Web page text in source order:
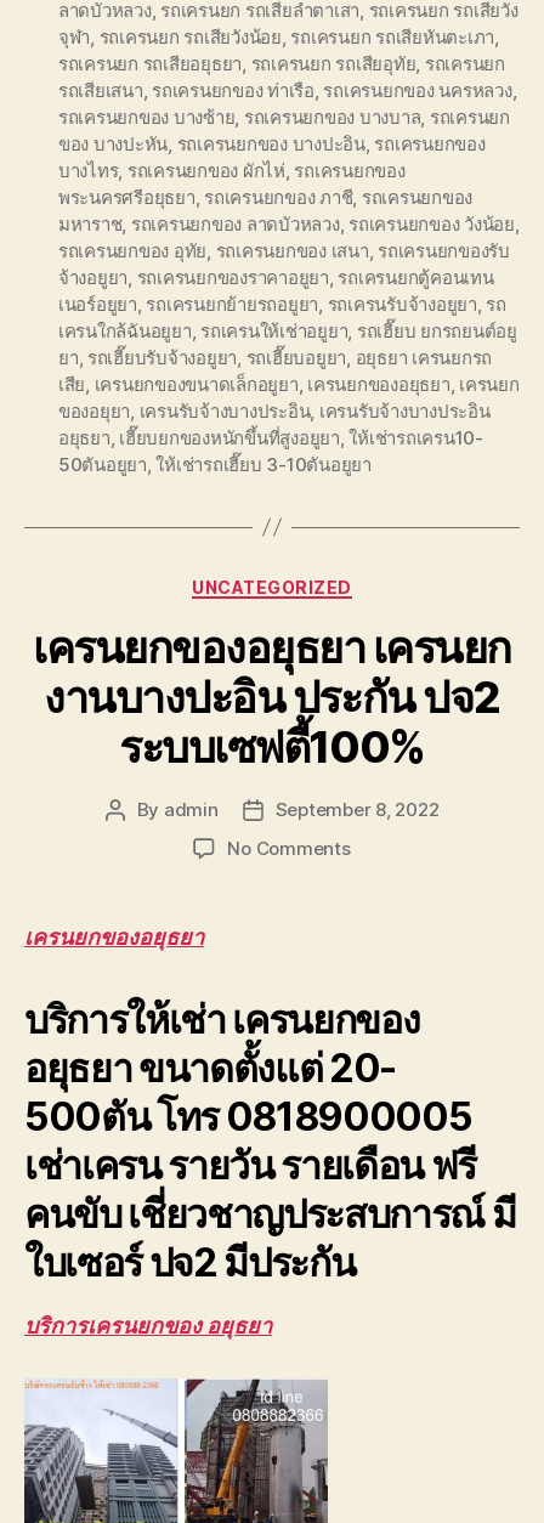
ลาดบัวหลวง, รถเครนยก รถเสียลำตาเสา รถเครนยก รถเสียวัง
จุฬา รถเครนยก รถเสียวังน้อย รถเครนยก รถเสียหันตะเภา
รถเครนยก รถเสียอยุธยา รถเครนยก รถเสียอุทัย รถเครนยก
รถเสียเสนา รถเครนยกของ ท่าเรือ รถเครนยกของ นครหลวง,
รถเครนยกของ บางซ้าย รถเครนยกของ บางบาล รถเครนยก
ของ บางปะหัน รถเครนยกของ บางปะอิน, รถเครนยกของ
บางไทร, รถเครนยกของ ผักไห่ รถเครนยกของ
พระนครศรีอยุธยา รถเครนยกของ ภาชี, รถเครนยกของ
มหาราช, รถเครนยกของ ลาดบัวหลวง, รถเครนยกของ วังน้อย
รถเครนยกของ อุทัย รถเครนยกของ เสนา รถเครนยกของรับ
จ้างอยูยา รถเครนยกของราคาอยูยา รถเครนยกตู้คอนเทน
เนอร์อยูยา รถเครนยกย้ายรถอยูยา รถเครนรับจ้างอยูยา รถ
เครนใกล้ฉันอยูยา รถเครนให้เช่าอยูยา รถเฮี๊ยบ ยกรถยนต์อยู
ยา รถเฮี๊ยบรับจ้างอยูยา รถเฮี๊ยบอยูยา อยุธยา เครนยกรถ
เสีย เครนยกของขนาดเล็กอยูยา เครนยกของอยุธยา เครนยก
ของอยุยา เครนรับจ้างบางประอิน, เครนรับจ้างบางประอิน
อยุธยา เฮี๊ยบยกของหนักขึ้นที่สูงอยูยา ,ให้เช่ารถเครน10-
50ตันอยูยา ,ให้เช่ารถเฮี๊ยบ 3-10ตันอยูยา
Categories
UNCATEGORIZED
เครนยกของอยุธยา เครนยก
งานบางปะอิน ประกัน ปจ2
ระบบเซฟตี้100%
Post
By admin
Post
date
September 8, 2022
No Commentson
ยก
งาน
บางปะอิน
ประกัน
ปจ2
ระบบ
เซฟตี้100%
เครนยกของอยุธยา
บริการให้เช่า เครนยกของ
อยุธยา ขนาดตั้งแต่ 20-
500ตัน โทร 0818900005
เช่าเครน รายวัน รายเดือน ฟรี
คนขับ เชี่ยวชาญประสบการณ์ มี
ใบเซอร์ ปจ2 มีประกัน
บริการเครนยกของ อยุธยา